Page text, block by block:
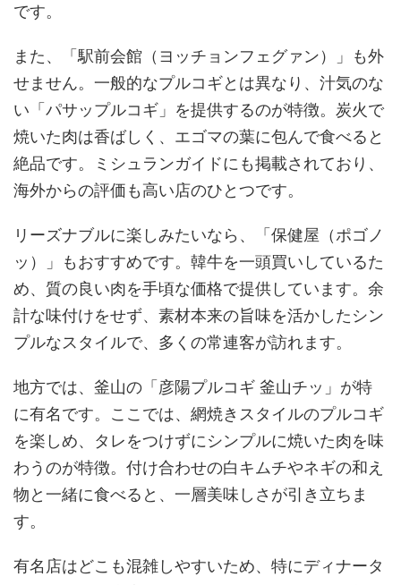
です。
また、「駅前会館（ヨッチョンフェグァン）」も外
せません。一般的なプルコギとは異なり、汁気のな
い「パサップルコギ」を提供するのが特徴。炭火で
焼いた肉は香ばしく、エゴマの葉に包んで食べると
絶品です。ミシュランガイドにも掲載されており、
海外からの評価も高い店のひとつです。
リーズナブルに楽しみたいなら、「保健屋（ポゴノ
ッ）」もおすすめです。韓牛を一頭買いしているた
め、質の良い肉を手頃な価格で提供しています。余
計な味付けをせず、素材本来の旨味を活かしたシン
プルなスタイルで、多くの常連客が訪れます。
地方では、釜山の「彦陽プルコギ 釜山チッ」が特
に有名です。ここでは、網焼きスタイルのプルコギ
を楽しめ、タレをつけずにシンプルに焼いた肉を味
わうのが特徴。付け合わせの白キムチやネギの和え
物と一緒に食べると、一層美味しさが引き立ちま
す。
有名店はどこも混雑しやすいため、特にディナータ